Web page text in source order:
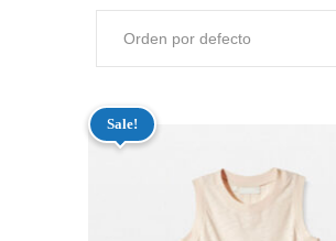
Orden por defecto
Sale!